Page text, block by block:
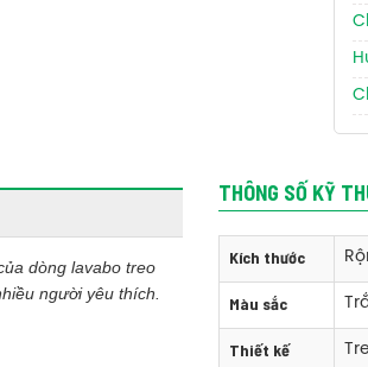
dòng lavabo treo
người yêu thích.
THÔNG SỐ KỸ
Kích thước
Màu sắc
Thiết kế